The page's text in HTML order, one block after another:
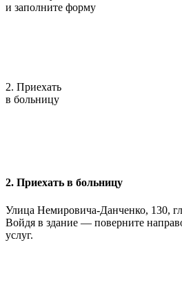
и заполните форму
2. Приехать
в больницу
2. Приехать в больницу
Улица Немировича-Данченко, 130,
Войдя в здание — поверните
услуг.